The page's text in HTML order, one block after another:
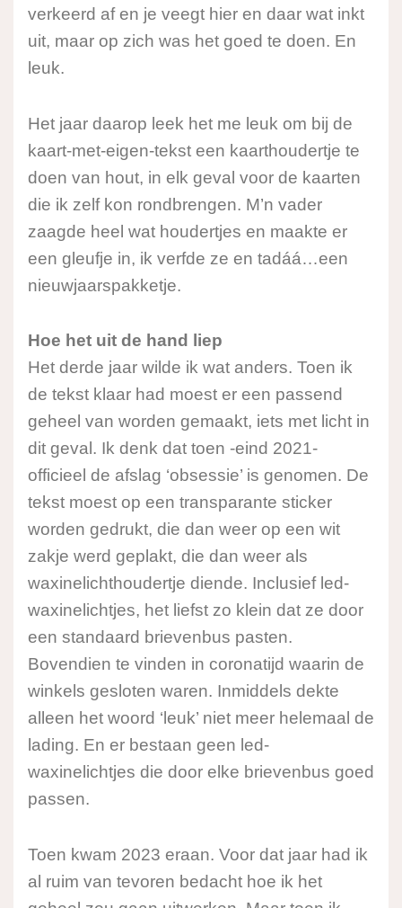
verkeerd af en je veegt hier en daar wat inkt
uit, maar op zich was het goed te doen. En
leuk.
Het jaar daarop leek het me leuk om bij de
kaart-met-eigen-tekst een kaarthoudertje te
doen van hout, in elk geval voor de kaarten
die ik zelf kon rondbrengen. M’n vader
zaagde heel wat houdertjes en maakte er
een gleufje in, ik verfde ze en tadáá…een
nieuwjaarspakketje.
Hoe het uit de hand liep
Het derde jaar wilde ik wat anders. Toen ik
de tekst klaar had moest er een passend
geheel van worden gemaakt, iets met licht in
dit geval. Ik denk dat toen -eind 2021-
officieel de afslag ‘obsessie’ is genomen. De
tekst moest op een transparante sticker
worden gedrukt, die dan weer op een wit
zakje werd geplakt, die dan weer als
waxinelichthoudertje diende. Inclusief led-
waxinelichtjes, het liefst zo klein dat ze door
een standaard brievenbus pasten.
Bovendien te vinden in coronatijd waarin de
winkels gesloten waren. Inmiddels dekte
alleen het woord ‘leuk’ niet meer helemaal de
lading. En er bestaan geen led-
waxinelichtjes die door elke brievenbus goed
passen.
Toen kwam 2023 eraan. Voor dat jaar had ik
al ruim van tevoren bedacht hoe ik het